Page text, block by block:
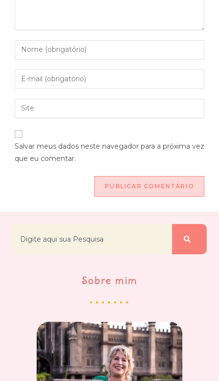
Salvar meus dados neste navegador para a próxima vez
que eu comentar.
Sobre mim